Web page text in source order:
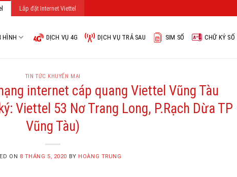
Lắp đặt Internet Viettel
HÌNH DỊCH VỤ 4G DỊCH VỤ TRẢ SAU SIM SỐ CHỮ KÝ SỐ
TIN TỨC KHUYẾN MẠI
internet cáp quang Viettel Vũng Tàu
Viettel 53 Nơ Trang Long, P.Rạch Dừa TP
Vũng Tàu)
ON 8 THÁNG 5, 2020 BY HOÀNG TRUNG